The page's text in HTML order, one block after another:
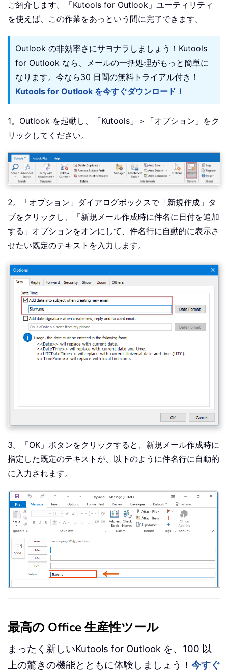
ご紹介します。「Kutools for Outlook」ユーティリティ
を使えば、この作業をあっという間に完了できます。
Outlook の非効率さにサヨナラしましょう！Kutools
for Outlook なら、メールの一括処理がもっと簡単に
なります。今なら30 日間の無料トライアル付き！
Kutools for Outlook を今すぐダウンロード！
1。Outlook を起動し、「Kutools」＞「オプション」をク
リックしてください。
2。「オプション」ダイアログボックスで「新規作成」タ
ブをクリックし、「新規メール作成時に件名に日付を追加
する」オプションをオンにして、件名行に自動的に表示さ
せたい既定のテキストを入力します。
3。「OK」ボタンをクリックすると、新規メール作成時に
指定した既定のテキストが、以下のように件名行に自動的
に入力されます。
最高の Office 生産性ツール
まったく新しいKutools for Outlook を、100 以
上の驚きの機能とともに体験しましょう！ 今すぐ